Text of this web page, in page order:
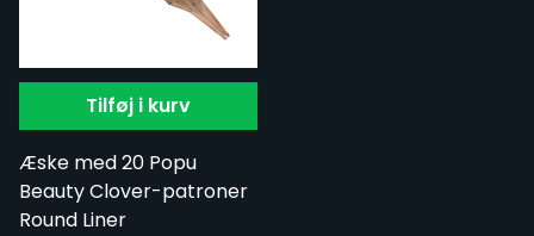
Tilføj i kurv
Æske med 20 Popu
Beauty Clover-patroner
Round Liner